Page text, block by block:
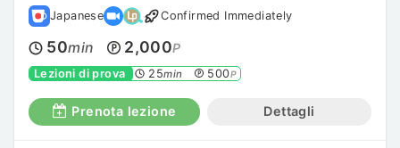
Japanese Confirmed Immediately
50min 2,000P
Lezioni di prova 25min 500P
Prenota lezione Dettagli